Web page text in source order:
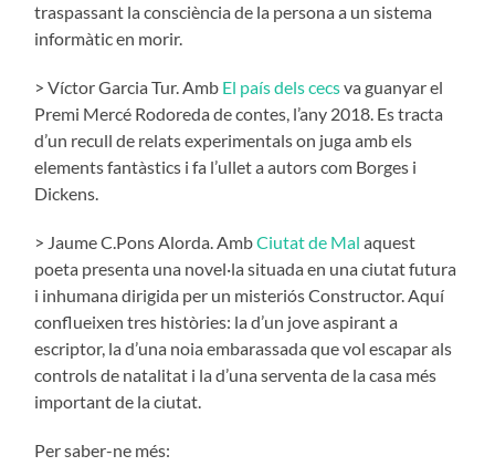
traspassant la consciència de la persona a un sistema
informàtic en morir.
> Víctor Garcia Tur. Amb El país dels cecsva guanyar el
Premi Mercé Rodoreda de contes, l’any 2018. Es tracta
d’un recull de relats experimentals on juga amb els
elements fantàstics i fa l’ullet a autors com Borges i
Dickens.
> Jaume C.Pons Alorda. AmbCiutat de Malaquest
poeta presenta una novel·la situada en una ciutat futura
i inhumana dirigida per un misteriós Constructor. Aquí
conflueixen tres històries: la d’un jove aspirant a
escriptor, la d’una noia embarassada que vol escapar als
controls de natalitat i la d’una serventa de la casa més
important de la ciutat.
Per saber-ne més: